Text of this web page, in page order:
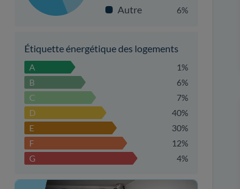
Autre 6%
Étiquette énergétique des logements
A
1%
B
6%
C
7%
D
40%
E
30%
F
12%
G
4%